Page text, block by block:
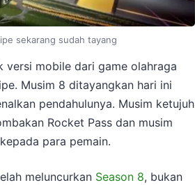
sekarang sudah tayang
versi mobile dari game olahraga
Musim 8 ditayangkan hari ini
pendahulunya. Musim ketujuh
Rocket Pass dan musim
para pemain.
meluncurkan Season 8, bukan